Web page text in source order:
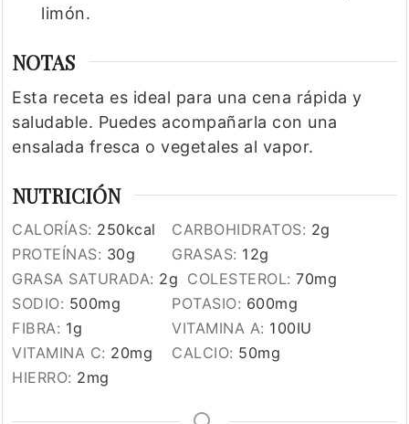
limón.
NOTAS
Esta receta es ideal para una cena rápida y
saludable. Puedes acompañarla con una
ensalada fresca o vegetales al vapor.
NUTRICIÓN
CALORÍAS: 250kcal CARBOHIDRATOS: 2g
PROTEÍNAS: 30g GRASAS: 12g
GRASA SATURADA: 2g COLESTEROL:70mg
SODIO: 500mg POTASIO: 600mg
FIBRA: 1g VITAMINA A: 100IU
VITAMINA C: 20mg CALCIO: 50mg
HIERRO: 2mg